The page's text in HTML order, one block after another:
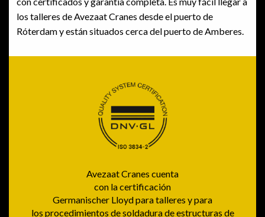
Avezaat Cranes cuenta
con la certificación
Germanischer Lloyd para talleres y para
los procedimientos de soldadura de estructuras de
los talleres de Avezaat Cranes desde el puerto de
Róterdam y están situados cerca del puerto de Amberes.